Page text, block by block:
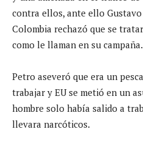
contra ellos, ante ello
Colombia rechazó que se
como le llaman en su campaña.
Petro aseveró que era un
trabajar y EU se metió en un
hombre solo había salido a
llevara narcóticos.